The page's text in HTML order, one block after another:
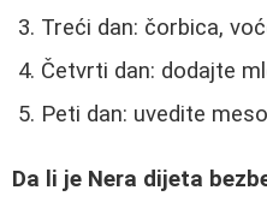
Treći dan: čorbica,
Četvrti dan: dodajte
Peti dan: uvedite
Da li je Nera dijeta